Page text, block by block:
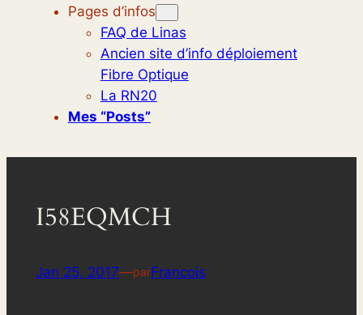
Pages d’infos
FAQ de Linas
Ancien site d’info déploiement
Fibre Optique
La RN20
Mes “posts”
I58EQMCH
Jan 25, 2017—parFrancois